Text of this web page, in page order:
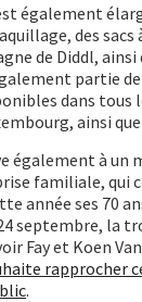
également
des sacs
de Diddl,
partie
dans tous
ainsi
également à un
familiale, qui
année ses 70
septembre, la
Fay et Koen
rapprocher
.